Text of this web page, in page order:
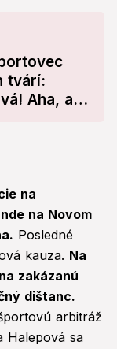
tvárí:
Aha, ako
na
na Novom
Posledné
kauza. Na
zakázanú
dištanc.
arbitráž
Halepová sa